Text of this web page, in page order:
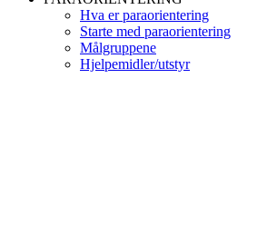
Hva er paraorientering
Starte med paraorientering
Målgruppene
Hjelpemidler/utstyr